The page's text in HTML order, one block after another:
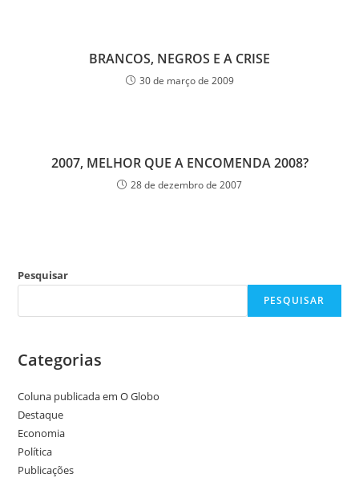
BRANCOS, NEGROS E A CRISE
30 de março de 2009
2007, MELHOR QUE A ENCOMENDA 2008?
28 de dezembro de 2007
Pesquisar
PESQUISAR
Categorias
Coluna publicada em O Globo
Destaque
Economia
Política
Publicações